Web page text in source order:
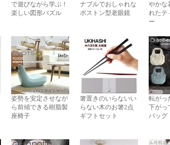
で遊びながら学ぶ！
楽しい図形パズル
ナブルでおしゃれな
ボストン型老眼鏡
やかな
れたテ
ー
姿勢を安定させなが
ら前傾できる樹脂製
座椅子
箸置きのいらないい
らない木のお箸2点
ギフトセット
転がっ
下がっ
バッグ